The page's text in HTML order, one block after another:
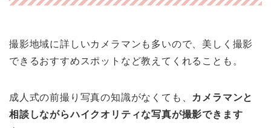
撮影地域に詳しいカメラマンも多いので、美しく撮影
できるおすすめスポットなど教えてくれることも。
成人式の前撮り写真の知識がなくても、 カメラマンと
相談しながらハイクオリティな写真が撮影できます